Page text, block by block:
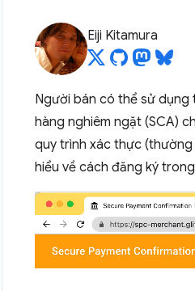
Eiji Kitamura
Người bán có thể sử dụng
hàng nghiêm ngặt (SCA)
quy trình xác thực
hiểu về cách đăng ký